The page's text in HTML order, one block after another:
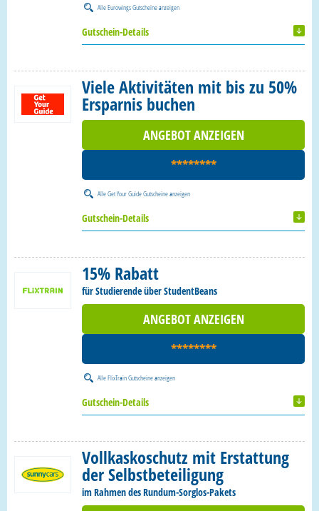
AlleEurowings Gutscheineanzeigen
Gutschein-Details
Viele Aktivitäten mit bis zu 50%
Ersparnis buchen
ANGEBOT ANZEIGEN
********
AlleGet Your Guide Gutscheineanzeigen
Gutschein-Details
15% Rabatt
für Studierende über StudentBeans
ANGEBOT ANZEIGEN
********
AlleFlixTrain Gutscheineanzeigen
Gutschein-Details
Vollkaskoschutz mit Erstattung
der Selbstbeteiligung
im Rahmen des Rundum-Sorglos-Pakets